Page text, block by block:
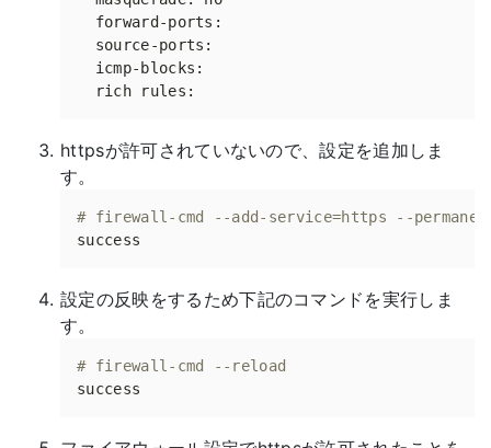
httpsが許可されていないので、設定を追加しま
す。
# firewall-cmd --add-service=https --
設定の反映をするため下記のコマンドを実行しま
す。
# firewall-cmd --reload